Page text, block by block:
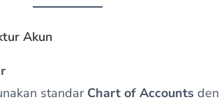
Akun
standar Chart of Accounts